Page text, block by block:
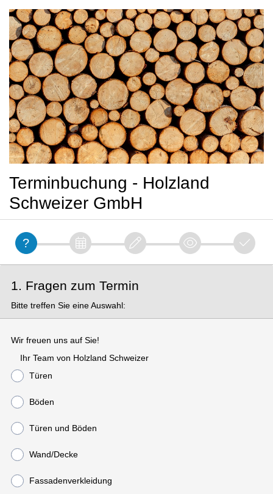
Terminbuchung - Holzland
Schweizer GmbH
1. Fragen zum Termin
Bitte treffen Sie eine Auswahl:
Wir freuen uns auf Sie!
Ihr Team von Holzland Schweizer
Türen
Böden
Türen und Böden
Wand/Decke
Fassadenverkleidung